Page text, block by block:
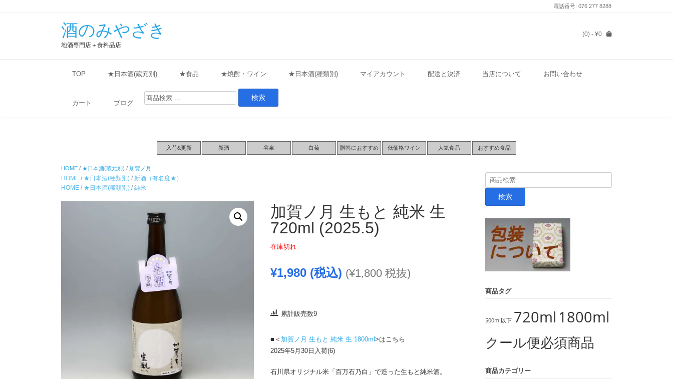
電話番号: 076 277 8288
酒のみやざき
地酒専門店＋食料品店
(0) - ¥0
TOP ★日本酒(蔵元別) ★食品 ★焼酎・ワイン ★日本酒(種類別) マイアカウント 配送と決済 当店について お問い合わせ
カート ブログ
検
索
入荷&更新 新酒 谷泉 白菊 贈答におすすめ 低価格ワイン 人気食品 おすすめ食品
HOME / ★日本酒(蔵元別) / 加賀ノ月
HOME / ★日本酒(種類別) / 新酒（有名度★）
HOME / ★日本酒(種類別) / 純米
加賀ノ月 生もと 純米 生
720ml (2025.5)
在庫切れ
¥1,980(税込) (¥1,800税抜)
累計販売数9
■＜ 加賀ノ月 生もと 純米 生 1800ml>はこちら
2025年5月30日入荷(6)
石川県オリジナル米「百万石乃白」で造った生もと純米酒。
検
索
検索
商品タグ
500ml以下 720ml 1800ml
クール便必須商品
商品カテゴリー